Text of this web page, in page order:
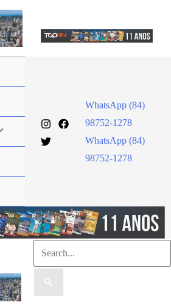
WhatsApp (84)
98752-1278
WhatsApp (84)
98752-1278
Pesquisar
por: